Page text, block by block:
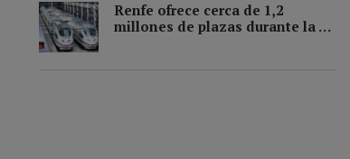
Renfe ofrece cerca de 1,2
millones de plazas durante la …